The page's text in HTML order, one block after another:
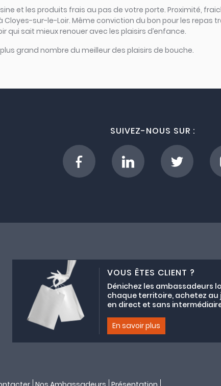
et les produits frais au pas de votre porte. Proximité,
sur-le-Loir. Même conviction du bon pour les repas
qui sait mieux renouer avec les plaisirs d’enfance.
grand nombre du meilleur des plaisirs de bouche.
SUIVEZ-NOUS SUR :
VOUS ÊTES CLIENT ?
Dénichez les ambassadeurs
chaque territoire, achetez au
en direct et sans
En savoir plus